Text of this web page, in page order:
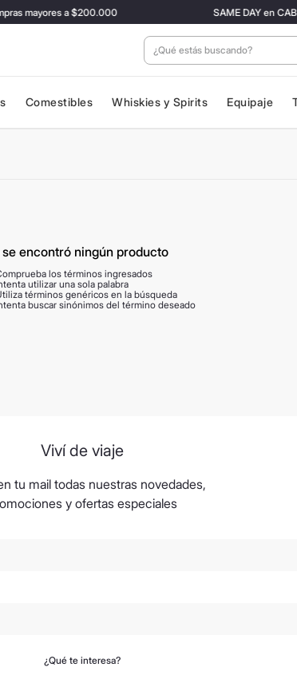
mayores a $200.000 SAME DAY en CABA
¿Qué estás buscando?
Comestibles Whiskies y Spirits Equipaje
se encontró ningún producto
los términos ingresados
utilizar una sola palabra
términos genéricos en la búsqueda
buscar sinónimos del término deseado
Viví de viaje
tu mail todas nuestras novedades,
y ofertas especiales
¿Qué te interesa?